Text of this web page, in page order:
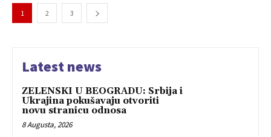
1 2 3
Latest news
ZELENSKI U BEOGRADU: Srbija i
Ukrajina pokušavaju otvoriti
novu stranicu odnosa
8 Augusta, 2026